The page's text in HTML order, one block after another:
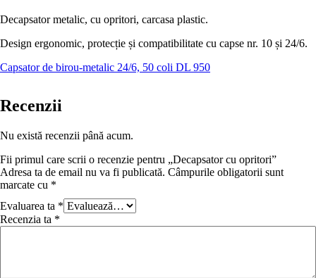
Decapsator metalic, cu opritori, carcasa plastic.
Design ergonomic, protecție și compatibilitate cu capse nr. 10 și 24/6.
Capsator de birou-metalic 24/6, 50 coli DL 950
Recenzii
Nu există recenzii până acum.
Fii primul care scrii o recenzie pentru „Decapsator cu opritori”
Adresa ta de email nu va fi publicată. Câmpurile obligatorii sunt
marcate cu *
Evaluarea ta *
Recenzia ta *